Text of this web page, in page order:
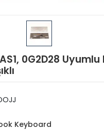
0G2D28
Keyboard